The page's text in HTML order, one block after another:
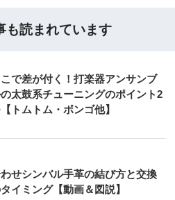
も読まれています
で差が付く！打楽器アンサンブ
太鼓系チューニングのポイント2
トムトム・ボンゴ他】
せシンバル手革の結び方と交換
イミング【動画＆図説】